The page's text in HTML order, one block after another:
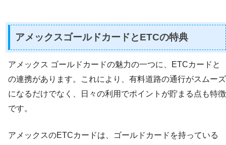
アメックスゴールドカードとETCの特典
アメックス ゴールドカードの魅力の一つに、ETCカードと
の連携があります。これにより、有料道路の通行がスムーズ
になるだけでなく、日々の利用でポイントが貯まる点も特徴
です。
アメックスのETCカードは、ゴールドカードを持っている